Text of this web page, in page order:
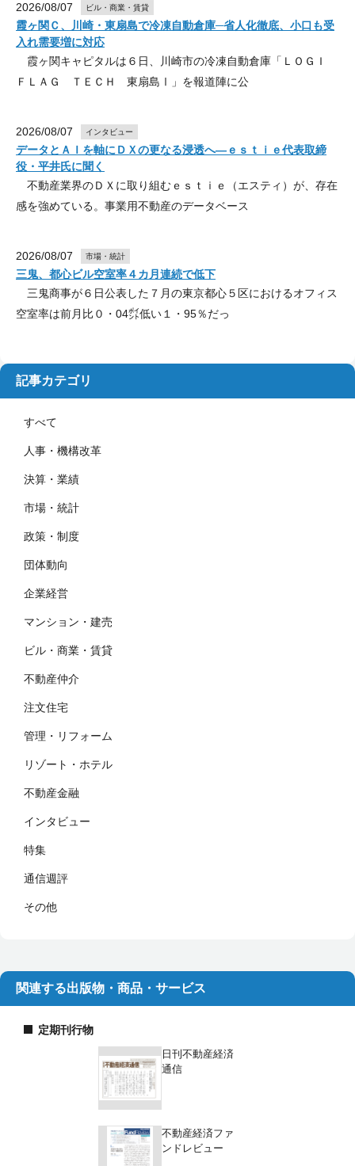
2026/08/07 ビル・商業・賃貸
霞ヶ関Ｃ、川崎・東扇島で冷凍自動倉庫─省人化徹底、小口も受
入れ需要増に対応
霞ヶ関キャピタルは６日、川崎市の冷凍自動倉庫「ＬＯＧＩ
ＦＬＡＧ ＴＥＣＨ 東扇島Ⅰ」を報道陣に公
2026/08/07 インタビュー
データとＡＩを軸にＤＸの更なる浸透へ―ｅｓｔｉｅ代表取締
役・平井氏に聞く
不動産業界のＤＸに取り組むｅｓｔｉｅ（エスティ）が、存在
感を強めている。事業用不動産のデータベース
2026/08/07 市場・統計
三鬼、都心ビル空室率４カ月連続で低下
三鬼商事が６日公表した７月の東京都心５区におけるオフィス
空室率は前月比０・04㌽低い１・95％だっ
記事カテゴリ
すべて
人事・機構改革
決算・業績
市場・統計
政策・制度
団体動向
企業経営
マンション・建売
ビル・商業・賃貸
不動産仲介
注文住宅
管理・リフォーム
リゾート・ホテル
不動産金融
インタビュー
特集
通信週評
その他
関連する出版物・商品・サービス
定期刊行物
日刊不動産経済
通信
不動産経済ファ
ンドレビュー